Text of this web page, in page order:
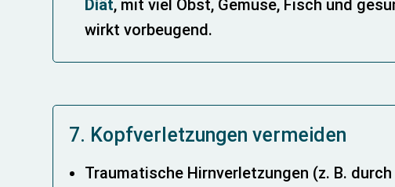
Diät, mit viel Obst, Gemüse, Fisch und
wirkt vorbeugend.
7. Kopfverletzungen vermeiden
Traumatische Hirnverletzungen (z. B.